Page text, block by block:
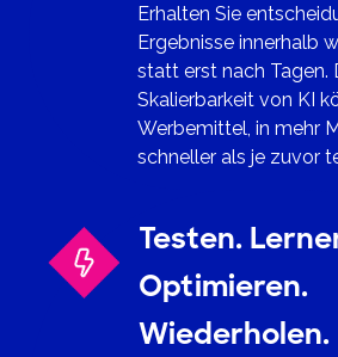
Erhalten Sie
Ergebnisse innerhalb
statt erst nach Tagen.
Skalierbarkeit von KI
Werbemittel, in mehr
schneller als je zuvor
Testen.
Optimieren.
Wiederholen.